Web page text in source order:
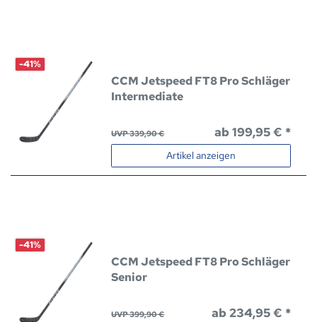
-41%
CCM Jetspeed FT8 Pro Schläger
Intermediate
UVP 339,90 € ab 199,95 € *
Artikel anzeigen
-41%
CCM Jetspeed FT8 Pro Schläger
Senior
UVP 399,90 € ab 234,95 € *